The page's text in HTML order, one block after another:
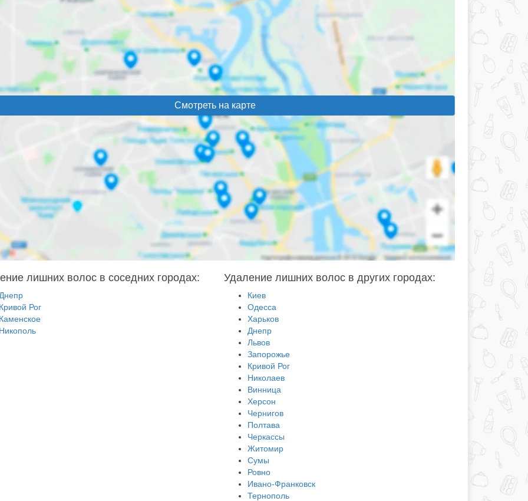
Смотреть на карте
лишних волос в соседних городах:
Рог
Удаление лишних волос в других городах:
Киев
Одесса
Харьков
Днепр
Львов
Запорожье
Кривой Рог
Николаев
Винница
Херсон
Чернигов
Полтава
Черкассы
Житомир
Сумы
Ровно
Ивано-Франковск
Тернополь